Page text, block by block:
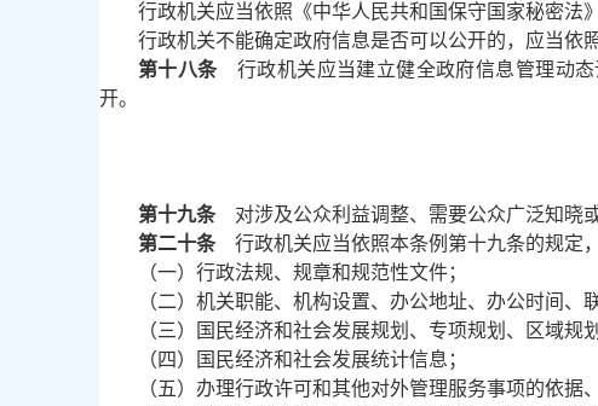
行政机关应当依照《中华人民共和国保守国家秘密法
行政机关不能确定政府信息是否可以公开的，应当依
第十八条行政机关应当建立健全政府信息管理动态
开。
第十九条对涉及公众利益调整、需要公众广泛知晓
第二十条行政机关应当依照本条例第十九条的规定
（一）行政法规、规章和规范性文件；
（二）机关职能、机构设置、办公地址、办公时间、
（三）国民经济和社会发展规划、专项规划、区域规
（四）国民经济和社会发展统计信息；
（五）办理行政许可和其他对外管理服务事项的依据